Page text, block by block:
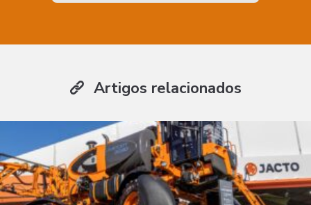
Artigos relacionados